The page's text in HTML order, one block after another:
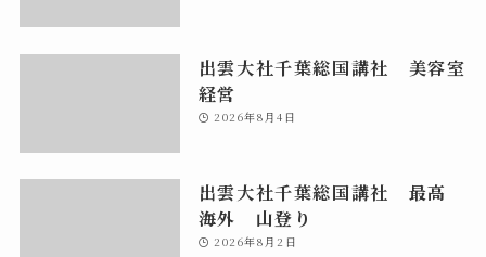
出雲大社千葉総国講社 美容室
経営
2026年8月4日
出雲大社千葉総国講社 最高
海外 山登り
2026年8月2日